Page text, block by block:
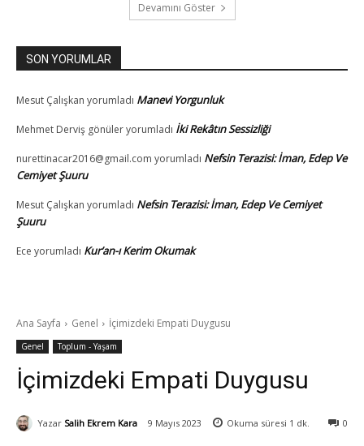
Devamını Göster
SON YORUMLAR
Mesut Çalışkan yorumladı Manevi Yorgunluk
Mehmet Derviş gönüleryorumladı İki Rekâtın Sessizliği
nurettinacar2016@gmail.com yorumladı Nefsin Terazisi: İman, Edep Ve
Cemiyet Şuuru
Mesut Çalışkan yorumladı Nefsin Terazisi: İman, Edep Ve Cemiyet
Şuuru
Ece yorumladı Kur’an-ı Kerim Okumak